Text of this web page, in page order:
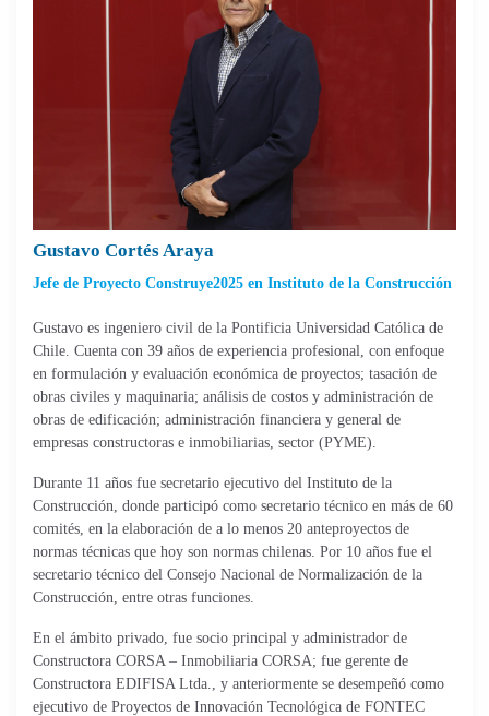
Gustavo Cortés Araya
Jefe de Proyecto Construye2025 en Instituto de la Construcción
Gustavo es ingeniero civil de la Pontificia Universidad Católica de
Chile. Cuenta con 39 años de experiencia profesional, con enfoque
en formulación y evaluación económica de proyectos; tasación de
obras civiles y maquinaria; análisis de costos y administración de
obras de edificación; administración financiera y general de
empresas constructoras e inmobiliarias, sector (PYME).
Durante 11 años fue secretario ejecutivo del Instituto de la
Construcción, donde participó como secretario técnico en más de 60
comités, en la elaboración de a lo menos 20 anteproyectos de
normas técnicas que hoy son normas chilenas. Por 10 años fue el
secretario técnico del Consejo Nacional de Normalización de la
Construcción, entre otras funciones.
En el ámbito privado, fue socio principal y administrador de
Constructora CORSA – Inmobiliaria CORSA; fue gerente de
Constructora EDIFISA Ltda., y anteriormente se desempeñó como
ejecutivo de Proyectos de Innovación Tecnológica de FONTEC